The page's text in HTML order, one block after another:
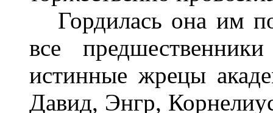
Гордилась она им по
все
истинные жрецы
Давид, Энгр,